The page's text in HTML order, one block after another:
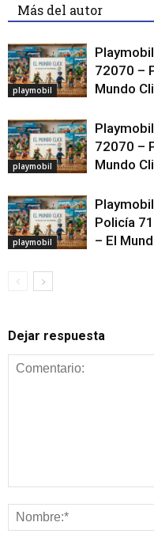
Más del autor
playmobil
72070 –
Mundo
playmobil
72070 –
Mundo
playmobil
Policía
– El
Dejar respuesta